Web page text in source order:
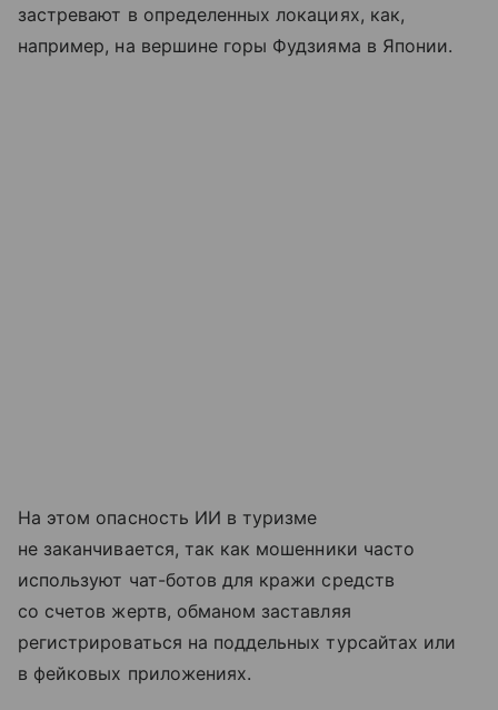
застревают в определенных локациях, как,
например, на вершине горы Фудзияма в Японии.
На этом опасность ИИ в туризме
не заканчивается, так как мошенники часто
используют чат-ботов для кражи средств
со счетов жертв, обманом заставляя
регистрироваться на поддельных турсайтах или
в фейковых приложениях.